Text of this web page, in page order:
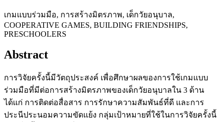
เกมแบบร่วมมือ, การสร้างมิตรภาพ, เด็กวัยอนุบาล,
COOPERATIVE GAMES, BUILDING FRIENDSHIPS,
PRESCHOOLERS
Abstract
การวิจัยครั้งนี้มีวัตถุประสงค์ เพื่อศึกษาผลของการใช้เกมแบบ
ร่วมมือที่มีต่อการสร้างมิตรภาพของเด็กวัยอนุบาลใน 3 ด้าน
ได้แก่ การติดต่อสื่อสาร การรักษาความสัมพันธ์ที่ดี และการ
ประนีประนอมความขัดแย้ง กลุ่มเป้าหมายที่ใช้ในการวิจัยครั้งนี้